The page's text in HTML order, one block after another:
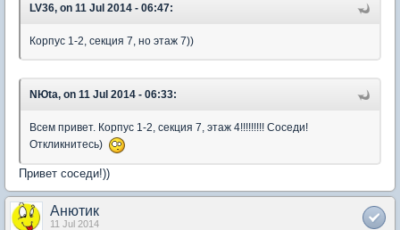
LV36, on 11 Jul 2014 - 06:47:
Корпус 1-2, секция 7, но этаж 7))
NЮta, on 11 Jul 2014 - 06:33:
Всем привет. Корпус 1-2, секция 7, этаж 4!!!!!!!!! Соседи!
Откликнитесь)
Привет соседи!))
Анютик
11 Jul 2014